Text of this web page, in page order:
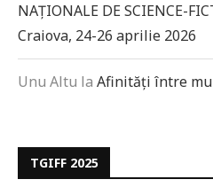
NAȚIONALE DE SCIENCE-
Craiova, 24-26 aprilie 2026
Unu Altu la Afinități între
TGIFF 2025